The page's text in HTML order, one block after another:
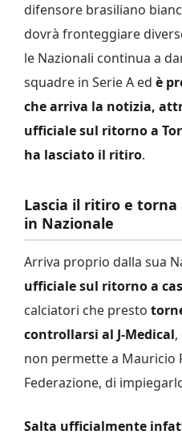
difensore brasiliano
dovrà fronteggiare
le Nazionali continua a
squadre in Serie A ed è
che arriva la notizia,
ufficiale sul ritorno a
ha lasciato il ritiro.
Lascia il ritiro e
in Nazionale
Arriva proprio dalla sua
ufficiale sul ritorno a
calciatori che presto
controllarsi al J-Medical
non permette a Mauricio
Federazione, di
Salta ufficialmente